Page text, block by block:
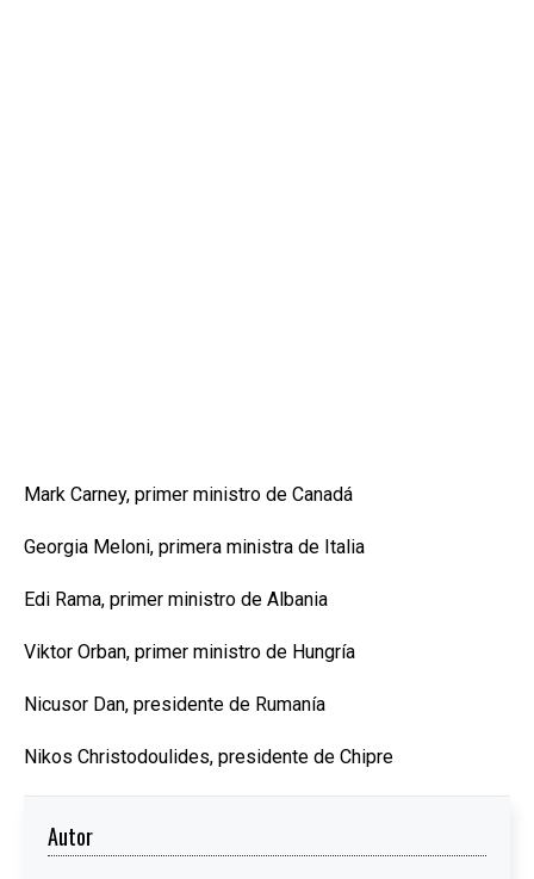
Mark Carney, primer ministro de Canadá
Georgia Meloni, primera ministra de Italia
Edi Rama, primer ministro de Albania
Viktor Orban, primer ministro de Hungría
Nicusor Dan, presidente de Rumanía
Nikos Christodoulides, presidente de Chipre
Autor